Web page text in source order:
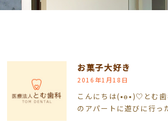
お菓子大好き
2016年1月18日
こんにちは(•ө•)♡とむ
のアパートに遊びに行